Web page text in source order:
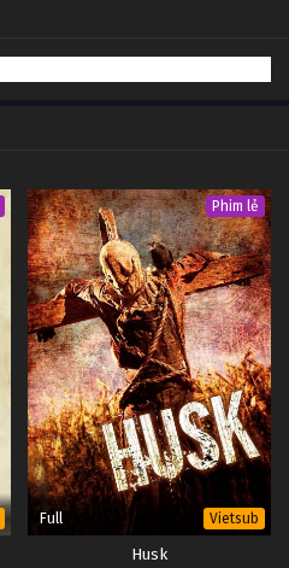
Phim lẻ
Full Vietsub
Husk